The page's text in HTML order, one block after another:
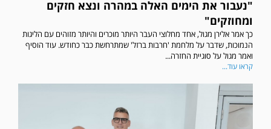
"נעבור את הימים האלה במהרה ונצא חזקים
ומחוזקים"
כך אמר אלירן מגול, אחד מחלוצי העבר היותר מוכרים והיותר מזוהים עם הליגות
הנמוכות, שדבר על מלחמת 'חרבות ברזל' שמתרחשת כבר כחודש. עוד הוסיף
ואמר מגול על סוגיית החזרה...
קראו עוד...